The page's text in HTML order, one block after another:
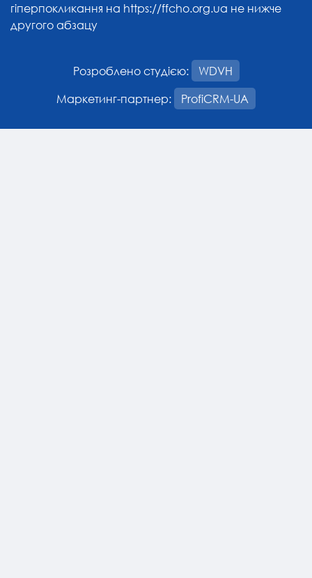
гіперпокликання на https://ffcho.org.ua не нижче
другого абзацу
Розроблено студією:
WDVH
Маркетинг-партнер:
ProfiCRM-UA